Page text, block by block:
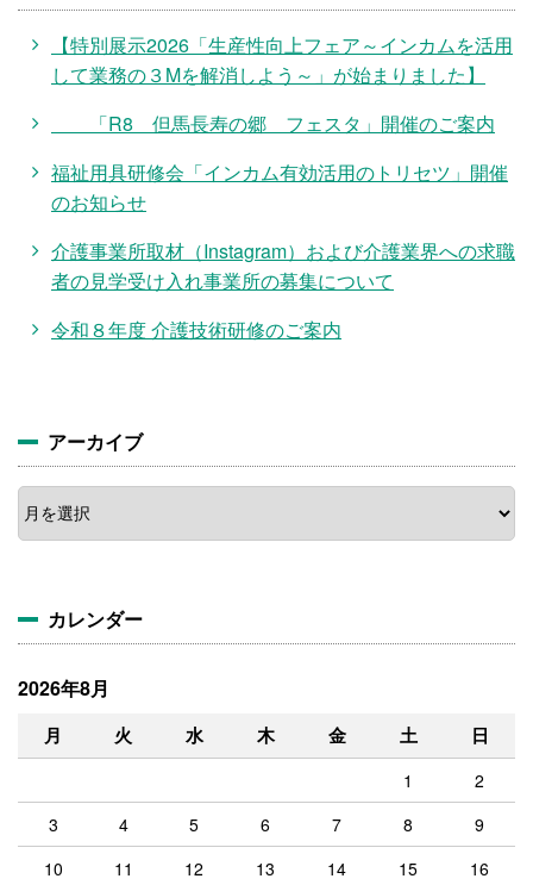
【特別展示2026「生産性向上フェア～インカムを活用
して業務の３Mを解消しよう～」が始まりました】
「R8 但馬長寿の郷 フェスタ」開催のご案内
福祉用具研修会「インカム有効活用のトリセツ」開催
のお知らせ
介護事業所取材（Instagram）および介護業界への求職
者の見学受け入れ事業所の募集について
令和８年度 介護技術研修のご案内
アーカイブ
ア
ー
カ
カレンダー
2026年8月
月 火 水 木 金 土 日
1
2
3
4 5 6 7 8
9
10
11 12 13 14 15
16